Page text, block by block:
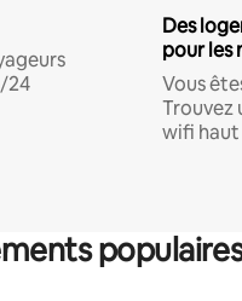
24
Des
pour les
Vous
Trouvez
wifi haut